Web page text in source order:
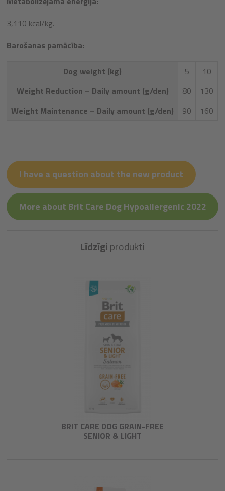
3,110 kcal/kg.
Barošanas pamācība:
Dog weight (kg) 5 10
Weight Reduction – Daily amount (g/den)
80 130
Weight Maintenance – Daily amount (g/den)
90 160
I have a question about the new product
More about Brit Care Dog Hypoallergenic 2022
Līdzīgiprodukti
BRIT CARE DOG GRAIN-FREE
SENIOR & LIGHT